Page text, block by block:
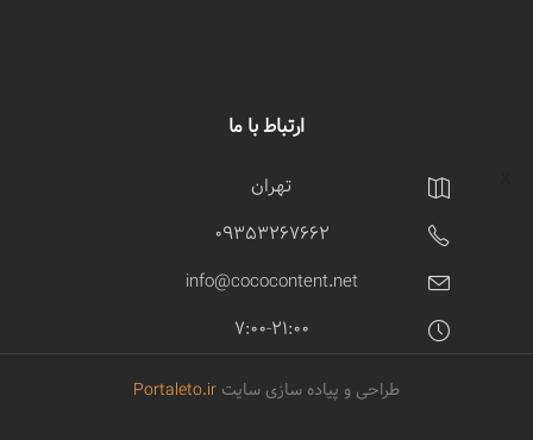
ارتباط با ما
تهران
09353267662
info@cococontent.net
7:00-21:00
طراحی و پیاده سازی سایت Portaleto.ir